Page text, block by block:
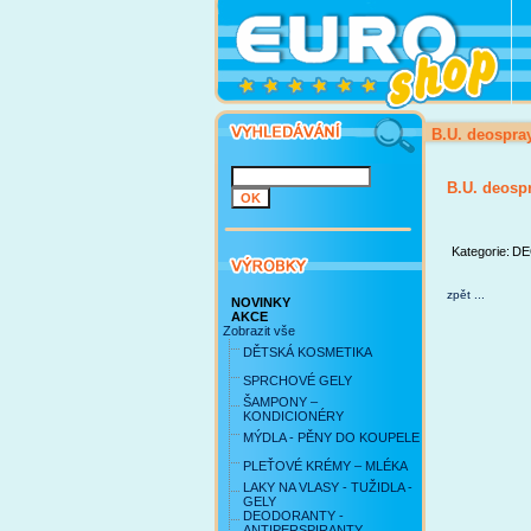
NOVINKY
AKCE
Zobrazit vše
DĚTSKÁ KOSMETIKA
SPRCHOVÉ GELY
ŠAMPONY –
KONDICIONÉRY
MÝDLA - PĚNY DO KOUPELE
PLEŤOVÉ KRÉMY – MLÉKA
LAKY NA VLASY - TUŽIDLA -
GELY
DEODORANTY -
B.U.
B.U.
Kategorie:
zpět ...